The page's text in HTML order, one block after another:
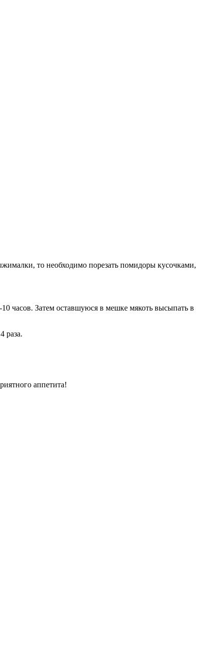
то необходимо порезать помидоры кусочками,
часов. Затем оставшуюся в мешке мякоть высыпать в
раза.
аппетита!